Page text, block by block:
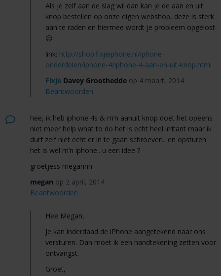
Als je zelf aan de slag wil dan kan je de aan en uit
knop bestellen op onze eigen webshop, deze is sterk
aan te raden en hiermee wordt je probleem opgelost
😉
link: http://shop.fixjeiphone.nl/iphone-
onderdelen/iphone-4/iphone-4-aan-en-uit-knop.html
FixjeDavey Groothedde op 4 maart, 2014
Beantwoorden
hee, ik heb iphone 4s & m’n aanuit knop doet het opeens
niet meer help what to do het is echt heel irritant maar ik
durf zelf niet echt er in te gaan schroeven.. en opsturen
het is wel m’n iphone.. u een idee ?
groetjess megannn
megan op 2 april, 2014
Beantwoorden
Hee Megan,
Je kan inderdaad de iPhone aangetekend naar ons
versturen. Dan moet ik een handtekening zetten voor
ontvangst.
Groet,